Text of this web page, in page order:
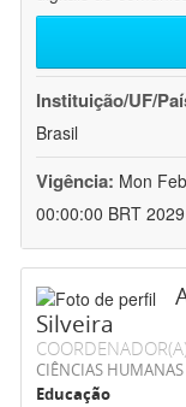
Instituição/UF/
Brasil
Vigência: Mon
00:00:00 BRT 2029
Silveira
CIÊNCIAS HUMANAS
Educação